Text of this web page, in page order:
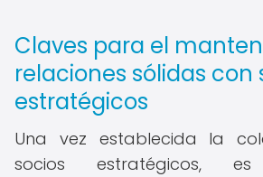
Claves para el
relaciones sólidas con
estratégicos
Una vez establecida la
socios estratégicos, es